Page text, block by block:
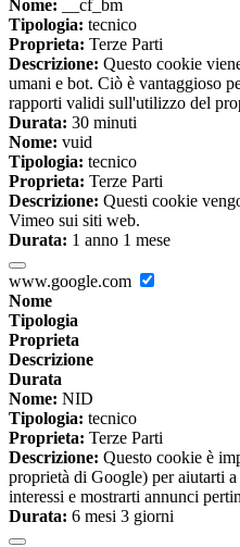
Nome: __cf_bm
Tipologia: tecnico
Proprieta: Terze Parti
Descrizione: Questo cookie
umani e bot. Ciò è vantaggioso
rapporti validi sull'utilizzo del
Durata: 30 minuti
Nome: vuid
Tipologia: tecnico
Proprieta: Terze Parti
Descrizione: Questi cookie
Vimeo sui siti web.
Durata: 1 anno 1 mese
www.google.com
Nome
Tipologia
Proprieta
Descrizione
Durata
Nome: NID
Tipologia: tecnico
Proprieta: Terze Parti
Descrizione: Questo cookie è
proprietà di Google) per aiutarti
interessi e mostrarti annunci
Durata: 6 mesi 3 giorni